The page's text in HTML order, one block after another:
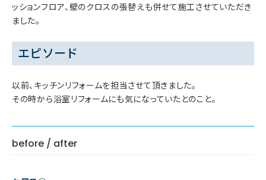
ッションフロア、壁のクロスの張替えも併せて施工させていただき
ました。
エピソード
以前、キッチンリフォームを担当させて頂きました。
その時から浴室リフォームにも気になっていたとのこと。
before / after